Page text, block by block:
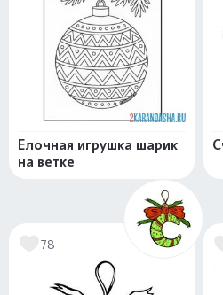
Елочная игрушка шарик
на ветке
78